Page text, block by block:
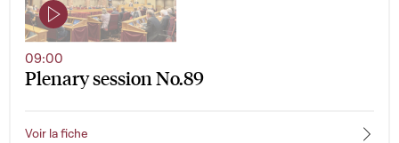
Plenary session No.89
09:00
Voir la fiche